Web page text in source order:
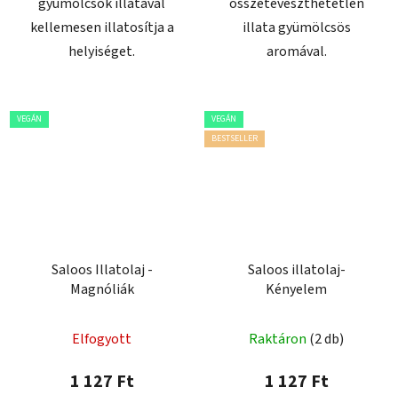
kellemesen illatosítja a
helyiséget.
illata gyümölcsös
aromával.
VEGÁN
Saloos Illatolaj -
Magnóliák
Elfogyott
1 127 Ft
VEGÁN
BESTSELLER
Saloos illatolaj-
Kényelem
Raktáron (2 db)
1 127 Ft